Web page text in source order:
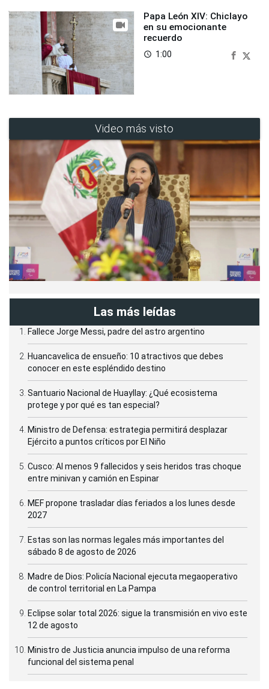
Papa León XIV: Chiclayo
en su emocionante
recuerdo
access_time 1:00
Video más visto
Las más leídas
Fallece Jorge Messi, padre del astro argentino
Huancavelica de ensueño: 10 atractivos que debes
conocer en este espléndido destino
Santuario Nacional de Huayllay: ¿Qué ecosistema
protege y por qué es tan especial?
Ministro de Defensa: estrategia permitirá desplazar
Ejército a puntos críticos por El Niño
Cusco: Al menos 9 fallecidos y seis heridos tras choque
entre minivan y camión en Espinar
MEF propone trasladar días feriados a los lunes desde
2027
Estas son las normas legales más importantes del
sábado 8 de agosto de 2026
Madre de Dios: Policía Nacional ejecuta megaoperativo
de control territorial en La Pampa
Eclipse solar total 2026: sigue la transmisión en vivo este
12 de agosto
Ministro de Justicia anuncia impulso de una reforma
funcional del sistema penal